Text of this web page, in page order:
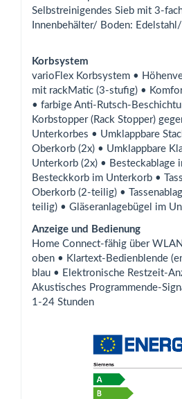
Selbstreinigendes Sieb mit 3-
Innenbehälter/ Boden:
Korbsystem
varioFlex Korbsystem •
mit rackMatic (3-stufig) •
• farbige Anti-Rutsch-
Korbstopper (Rack Stopper)
Unterkorbes • Umklappbare
Oberkorb (2x) • Umklappbare
Unterkorb (2x) • Besteckablage
Besteckkorb im Unterkorb •
Oberkorb (2-teilig) •
teilig) • Gläseranlagebügel im
Anzeige und Bedienung
Home Connect-fähig über
oben • Klartext-Bedienblende
blau • Elektronische Restzeit-
Akustisches Programmende-
1-24 Stunden